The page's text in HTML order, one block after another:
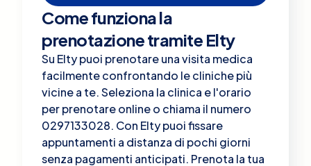
Come funziona la
prenotazione tramite Elty
Su Elty puoi prenotare una visita medica
facilmente confrontando le cliniche più
vicine a te. Seleziona la clinica e l'orario
per prenotare online o chiama il numero
0297133028. Con Elty puoi fissare
appuntamenti a distanza di pochi giorni
senza pagamenti anticipati. Prenota la tua